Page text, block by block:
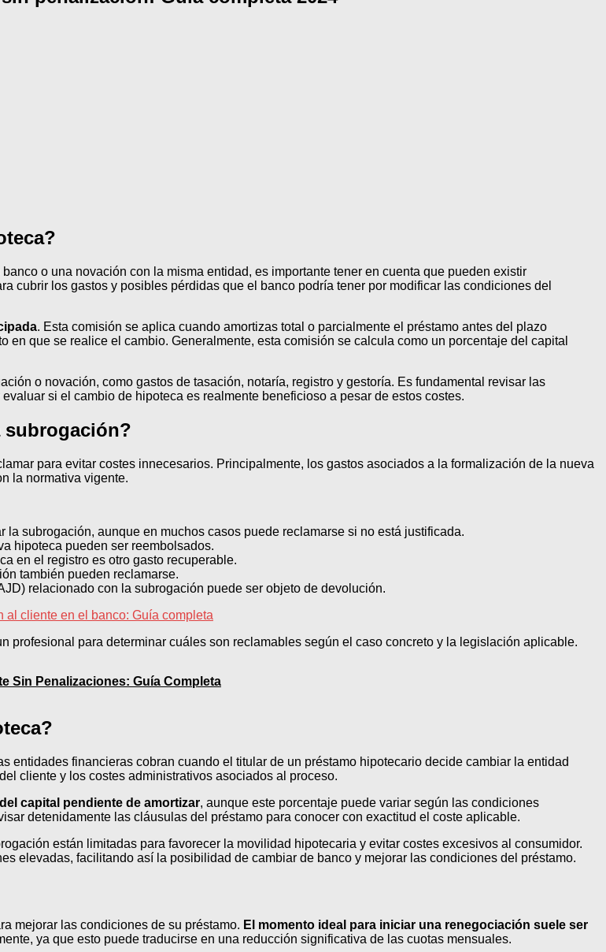
o una novación con la misma entidad, es importante tener en cuenta que pueden existir
cubrir los gastos y posibles pérdidas que el banco podría tener por modificar las condiciones del
. Esta comisión se aplica cuando amortizas total o parcialmente el préstamo antes del plazo
que se realice el cambio. Generalmente, esta comisión se calcula como un porcentaje del capital
o novación, como gastos de tasación, notaría, registro y gestoría. Es fundamental revisar las
si el cambio de hipoteca es realmente beneficioso a pesar de estos costes.
subrogación?
para evitar costes innecesarios. Principalmente, los gastos asociados a la formalización de la nueva
la normativa vigente.
subrogación, aunque en muchos casos puede reclamarse si no está justificada.
hipoteca pueden ser reembolsados.
en el registro es otro gasto recuperable.
también pueden reclamarse.
relacionado con la subrogación puede ser objeto de devolución.
al cliente en el banco: Guía completa
profesional para determinar cuáles son reclamables según el caso concreto y la legislación aplicable.
Sin Penalizaciones: Guía Completa
entidades financieras cobran cuando el titular de un préstamo hipotecario decide cambiar la entidad
cliente y los costes administrativos asociados al proceso.
capital pendiente de amortizar, aunque este porcentaje puede variar según las condiciones
detenidamente las cláusulas del préstamo para conocer con exactitud el coste aplicable.
están limitadas para favorecer la movilidad hipotecaria y evitar costes excesivos al consumidor.
elevadas, facilitando así la posibilidad de cambiar de banco y mejorar las condiciones del préstamo.
mejorar las condiciones de su préstamo. El momento ideal para iniciar una renegociación suele ser
ya que esto puede traducirse en una reducción significativa de las cuotas mensuales.